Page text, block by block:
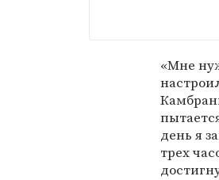
«Мне
день я
трех